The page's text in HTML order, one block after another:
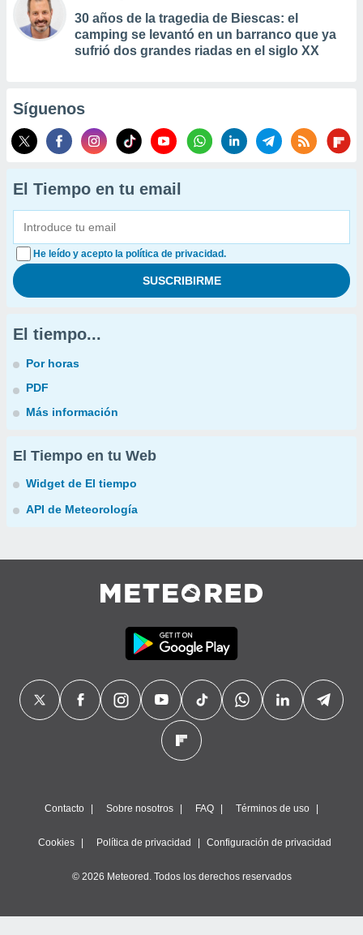
30 años de la tragedia de Biescas: el
camping se levantó en un barranco que ya
sufrió dos grandes riadas en el siglo XX
Síguenos
El Tiempo en tu email
He leído y acepto la política de privacidad.
El tiempo...
Por horas
PDF
Más información
El Tiempo en tu Web
Widget de El tiempo
API de Meteorología
Contacto Sobre nosotros FAQ Términos de uso
Cookies Política de privacidad Configuración de privacidad
© 2026 Meteored. Todos los derechos reservados